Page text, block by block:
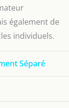
également de
individuels.
Séparé